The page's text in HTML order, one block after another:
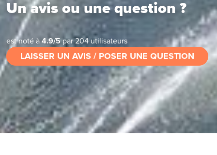
Un avis ou une question ?
est noté à4.9/5 par204 utilisateurs
LAISSER UN AVIS / POSER UNE QUESTION